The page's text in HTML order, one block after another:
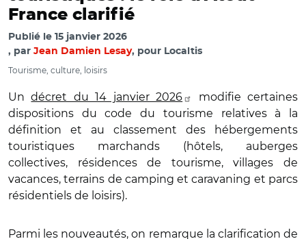
France clarifié
Publié le 15 janvier 2026
par Jean Damien Lesay, pour Localtis
Tourisme, culture, loisirs
Undécret du 14 janvier 2026
modifie certaines
dispositions du code du tourisme relatives à la
définition et au classement des hébergements
touristiques marchands (hôtels, auberges
collectives, résidences de tourisme, villages de
vacances, terrains de camping et caravaning et parcs
résidentiels de loisirs).
Parmi les nouveautés, on remarque la clarification de